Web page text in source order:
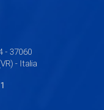
- 37060
- Italia